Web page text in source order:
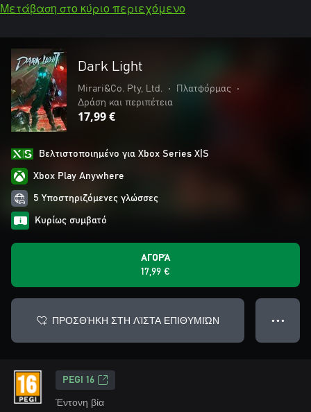
Μετάβαση στο κύριο περιεχόμενο
Dark Light
Mirari&Co. Pty, Ltd. • Πλατφόρμας
•
Δράση και περιπέτεια
17,99 €
Βελτιστοποιημένο για Xbox Series X|S
Xbox Play Anywhere
5 Υποστηριζόμενες γλώσσες
Κυρίως συμβατό
ΑΓΟΡΆ
17,99 €
ΠΡΟΣΘΉΚΗ ΣΤΗ ΛΊΣΤΑ ΕΠΙΘΥΜΙΏΝ ● ● ●
PEGI 16
Έντονη βία